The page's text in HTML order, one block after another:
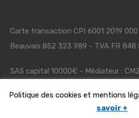
Carte transaction CPI 6001 2019
Beauvais 852 323 989 - TVA FR
SAS capital 10000€ - Médiateur :
Politique des cookies et mentions
savoir +